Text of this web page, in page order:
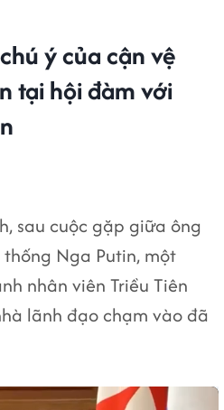
ý của cận vệ
tại hội đàm với
sau cuộc gặp giữa ông
thống Nga Putin, một
nhân viên Triều Tiên
lãnh đạo chạm vào đã